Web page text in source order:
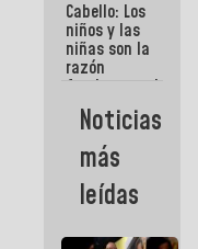
por
terremotos
Cabello: Los
niños y las
niñas son la
razón
fundamental
de todo lo
que
estamos
haciendo
Noticias
más
leídas